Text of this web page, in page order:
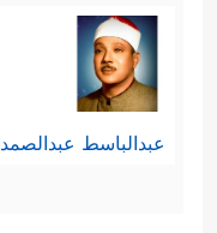
عبدالباسط عبدالصمد